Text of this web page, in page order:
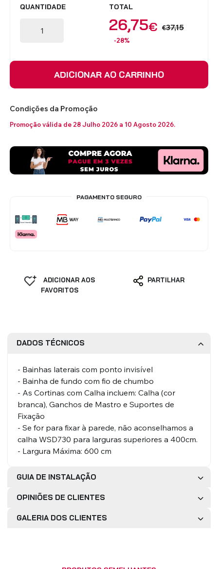
QUANTIDADE TOTAL
€
26,75 €37,15
-28%
ADICIONAR AO CARRINHO
Condições da Promoção
Promoção válida de 28 Julho 2026 a 10 Agosto 2026.
PAGAMENTO SEGURO
ADICIONAR AOS
FAVORITOS
PARTILHAR
DADOS TÉCNICOS
- Bainhas laterais com ponto invisível
- Bainha de fundo com fio de chumbo
- As Cortinas com Calha incluem: Calha (cor
branca), Ganchos de Mastro e Suportes de
Fixação
- Se for para fixar à parede, não aconselhamos a
calha WSD730 para larguras superiores a 400cm.
- Largura Máxima: 600 cm
GUIA DE INSTALAÇÃO
OPINIÕES DE CLIENTES
GALERIA DOS CLIENTES